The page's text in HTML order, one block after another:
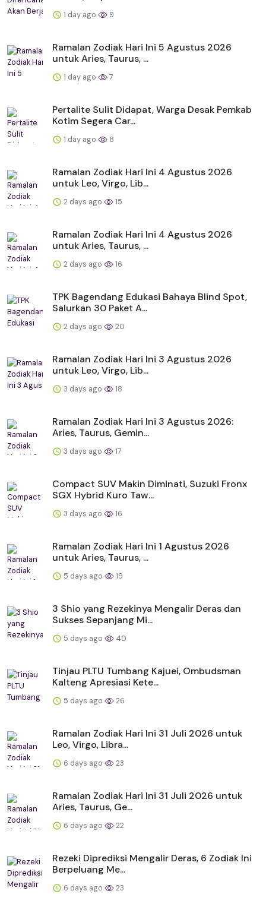
1 day ago 9
Ramalan Zodiak Hari Ini 5 Agustus 2026
untuk Aries, Taurus, ...
1 day ago 7
Pertalite Sulit Didapat, Warga Desak Pemkab
Kotim Segera Car...
1 day ago 8
Ramalan Zodiak Hari Ini 4 Agustus 2026
untuk Leo, Virgo, Lib...
2 days ago 15
Ramalan Zodiak Hari Ini 4 Agustus 2026
untuk Aries, Taurus, ...
2 days ago 16
TPK Bagendang Edukasi Bahaya Blind Spot,
Salurkan 30 Paket A...
2 days ago 20
Ramalan Zodiak Hari Ini 3 Agustus 2026
untuk Leo, Virgo, Lib...
3 days ago 18
Ramalan Zodiak Hari Ini 3 Agustus 2026:
Aries, Taurus, Gemin...
3 days ago 17
Compact SUV Makin Diminati, Suzuki Fronx
SGX Hybrid Kuro Taw...
3 days ago 16
Ramalan Zodiak Hari Ini 1 Agustus 2026
untuk Aries, Taurus, ...
5 days ago 19
3 Shio yang Rezekinya Mengalir Deras dan
Sukses Sepanjang Mi...
5 days ago 40
Tinjau PLTU Tumbang Kajuei, Ombudsman
Kalteng Apresiasi Kete...
5 days ago 26
Ramalan Zodiak Hari Ini 31 Juli 2026 untuk
Leo, Virgo, Libra...
6 days ago 23
Ramalan Zodiak Hari Ini 31 Juli 2026 untuk
Aries, Taurus, Ge...
6 days ago 22
Rezeki Diprediksi Mengalir Deras, 6 Zodiak Ini
Berpeluang Me...
6 days ago 23